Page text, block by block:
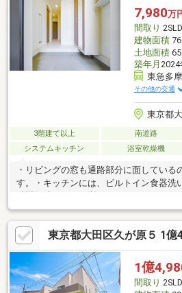
検討中のお客様にぜひ一度ご覧いただ
当たりや周辺環境、室内の使い勝手を
の為、ご内覧はご内覧はお立合いとなり
7,980万
間取り
建物面積
土地面積
築年月
東急多
その他の交通
東京都
3階建て以上 南道路
システムキッチン
浴室乾燥機
・リビングの窓も通路部分に面している
す。・キッチンには、ビルトイン食器洗
でお掃除もしやすいです。・浴室は、
ラHLシリーズRタイプ。床は、お掃除ラ
用。浴室乾燥機付き。・広々した洗面所
面鏡付き洗面化粧台設置。・設計・建設
得（2024年8月新築時取得、現在の性能
いません。）・土地面積は、路地上部分
東京都大田区久が原５ 1億
1億
間取り